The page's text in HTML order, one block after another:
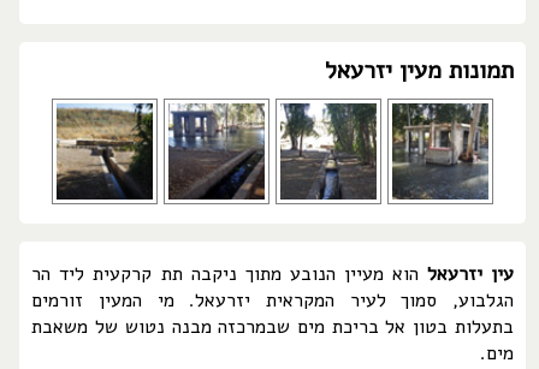
תמונות מעין יזרעאל
עין יזרעאל הוא מעיין הנובע מתוך ניקבה תת קרקעית ליד הר
הגלבוע, סמוך לעיר המקראית יזרעאל. מי המעין זורמים
בתעלות בטון אל בריכת מים שבמרכזה מבנה נטוש של משאבת
מים.